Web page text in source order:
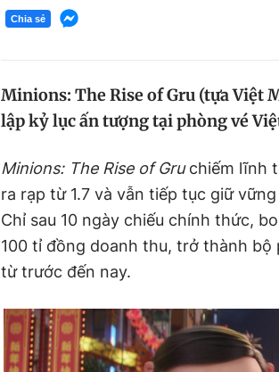
Chia sẻ
Minions: The Rise of Gru (tựa Việt
lập kỷ lục ấn tượng tại phòng vé
Minions: The Rise of Gruchiếm lĩnh
ra rạp từ 1.7 và vẫn tiếp tục giữ
Chỉ sau 10 ngày chiếu chính thức,
100 tỉ đồng doanh thu, trở thành
từ trước đến nay.